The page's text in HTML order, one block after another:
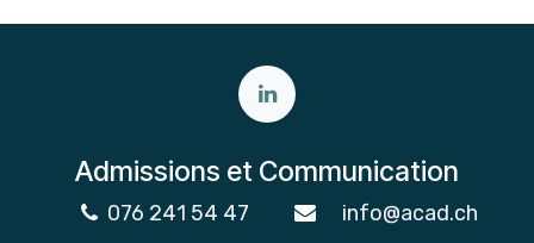
Admissions et Communication
076 241 54 47 info@acad.ch